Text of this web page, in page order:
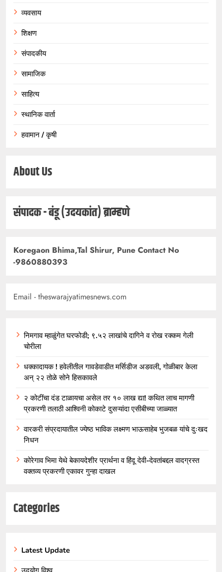
व्यवसाय
शिक्षण
संपादकीय
सामाजिक
साहित्य
स्थानिक वार्ता
हवामान / कृषी
About Us
संपादक - बंडू (उदयकांत) ब्राम्हणे
Koregaon Bhima,Tal Shirur, Pune Contact No
-9860880393
Email - theswarajyatimesnews.com
निमगाव म्हाळुंगेत घरफोडी; ९.५२ लाखांचे दागिने व रोख रक्कम गेली
चोरीला
धक्कादायक ! हवेलीतील गावडेवाडीत मर्सिडीज अडवली, गोळीबार केला
अन् २२ तोळे सोने हिसकावले
२ कोटींचा दंड टाळायचा असेल तर १० लाख द्या! कथित लाच मागणी
प्रकरणी तलाठी आश्विनी कोकाटे दुसऱ्यांदा एसीबीच्या जाळ्यात
वारकरी संप्रदायातील ज्येष्ठ भाविक लक्ष्मण भाऊसाहेब भुजबळ यांचे दुःखद
निधन
कोरेगाव भिमा येथे बेकायदेशीर प्रार्थना व हिंदू देवी-देवतांबद्दल वादग्रस्त
वक्तव्य प्रकरणी एकावर गुन्हा दाखल
Categories
Latest Update